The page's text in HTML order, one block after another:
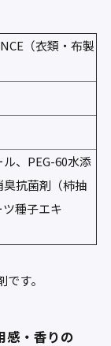
（衣類・布製
、PEG-60水添
臭抗菌剤（柿抽
種子エキ
す。
感・香りの